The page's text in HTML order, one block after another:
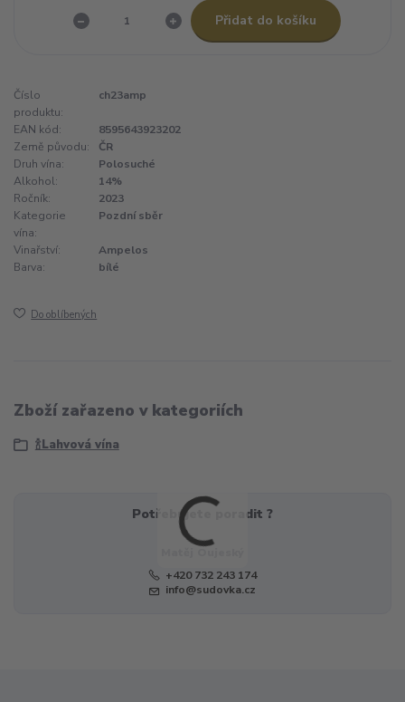
Přidat do košíku
Číslo
produktu:
ch23amp
EAN kód:
8595643923202
Země původu:
ČR
Druh vína:
Polosuché
Alkohol:
14%
Ročník:
2023
Kategorie
vína:
Pozdní sběr
Vinařství:
Ampelos
Barva:
bílé
Do oblíbených
Zboží zařazeno v kategoriích
🍾Lahvová vína
Potřebujete poradit ?
+420 732 243 174
info@sudovka.cz